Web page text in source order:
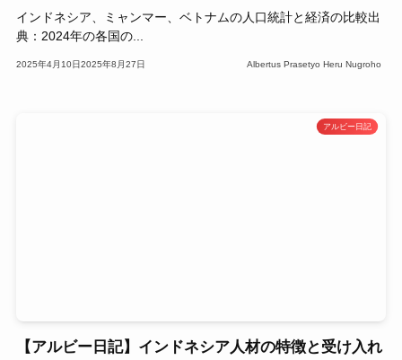
インドネシア、ミャンマー、ベトナムの人口統計と経済の比較出
典：2024年の各国の...
2025年4月10日2025年8月27日 Albertus Prasetyo Heru Nugroho
アルビー日記
【アルビー日記】インドネシア人材の特徴と受け入れ